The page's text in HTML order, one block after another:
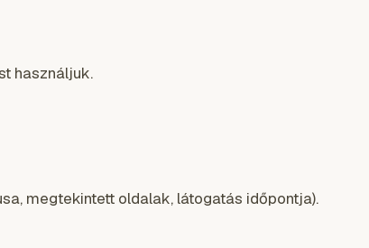
használjuk.
megtekintett oldalak, látogatás időpontja).